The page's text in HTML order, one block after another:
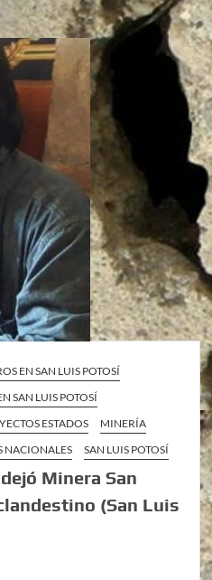
EN SAN LUIS POTOSÍ
SAN LUIS POTOSÍ
ESTADOS
MINERÍA
NACIONALES SAN LUIS POTOSÍ
Minera San
(San Luis